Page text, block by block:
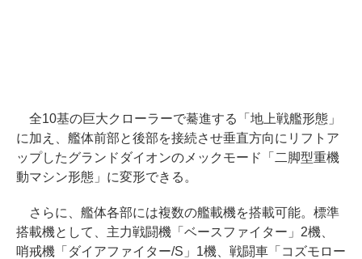
全10基の巨大クローラーで驀進する「地上戦艦形態」
に加え、艦体前部と後部を接続させ垂直方向にリフトア
ップしたグランドダイオンのメックモード「二脚型重機
動マシン形態」に変形できる。
さらに、艦体各部には複数の艦載機を搭載可能。標準
搭載機として、主力戦闘機「ベースファイター」2機、
哨戒機「ダイアファイター/S」1機、戦闘車「コズモロー